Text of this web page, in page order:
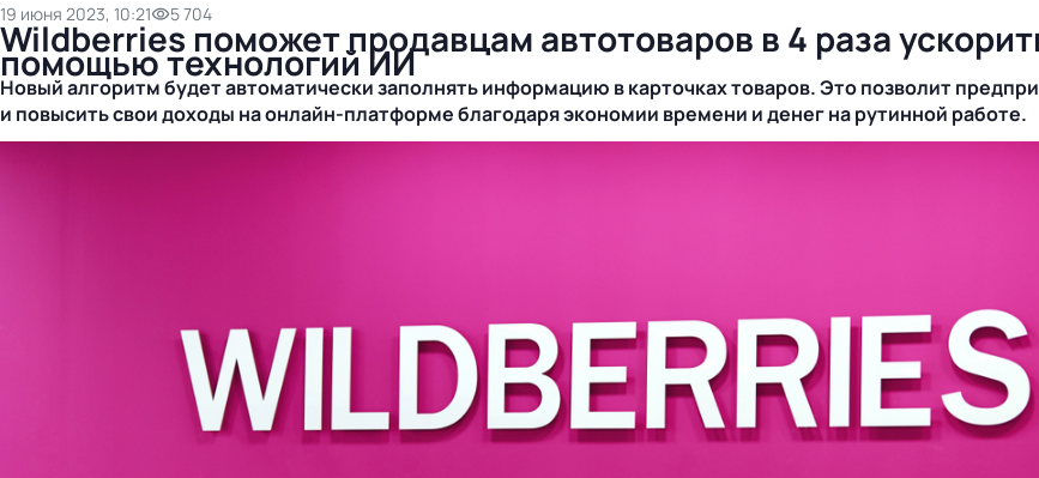
19 июня 2023, 10:21 5 704
Wildberries поможет продавцам автотоваров в 4 раза
помощью технологий ИИ
Новый алгоритм будет автоматически заполнять информацию в карточках товаров. Это позволит
и повысить свои доходы наонлайн-платформеблагодаря экономии времени и денег на рутинной работе.